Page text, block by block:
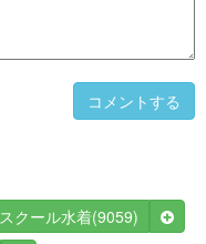
コメントする
スクール水着(9059)